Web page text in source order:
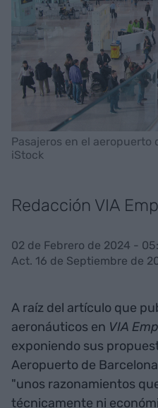
Pasajeros en el aeropuerto
iStock
Redacción VIA
02 de Febrero de 2024 -
Act. 16 de Septiembre de
A raíz del artículo que
aeronáuticos en VIA
exponiendo sus
Aeropuerto de
"unos razonamientos
técnicamente ni